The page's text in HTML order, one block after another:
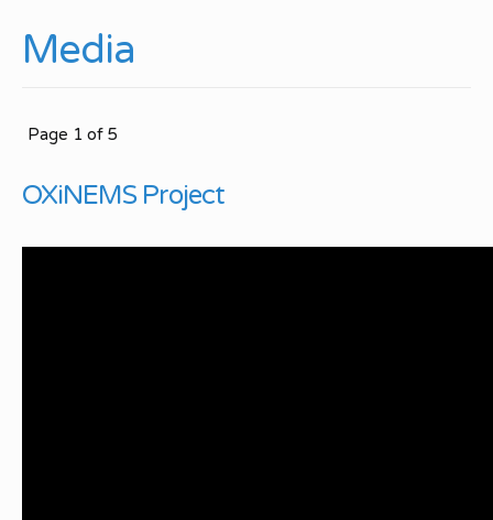
Media
Page 1 of 5
OXiNEMS Project